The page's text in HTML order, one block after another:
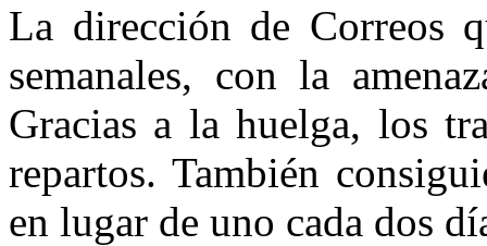
La dirección de Correos
semanales, con la
Gracias a la huelga, los
repartos. También
en lugar de uno cada dos